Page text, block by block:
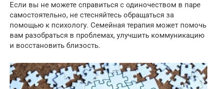
Если вы не можете справиться с одиночеством в паре
самостоятельно, не стесняйтесь обращаться за
помощью к психологу. Семейная терапия может помочь
вам разобраться в проблемах, улучшить коммуникацию
и восстановить близость.